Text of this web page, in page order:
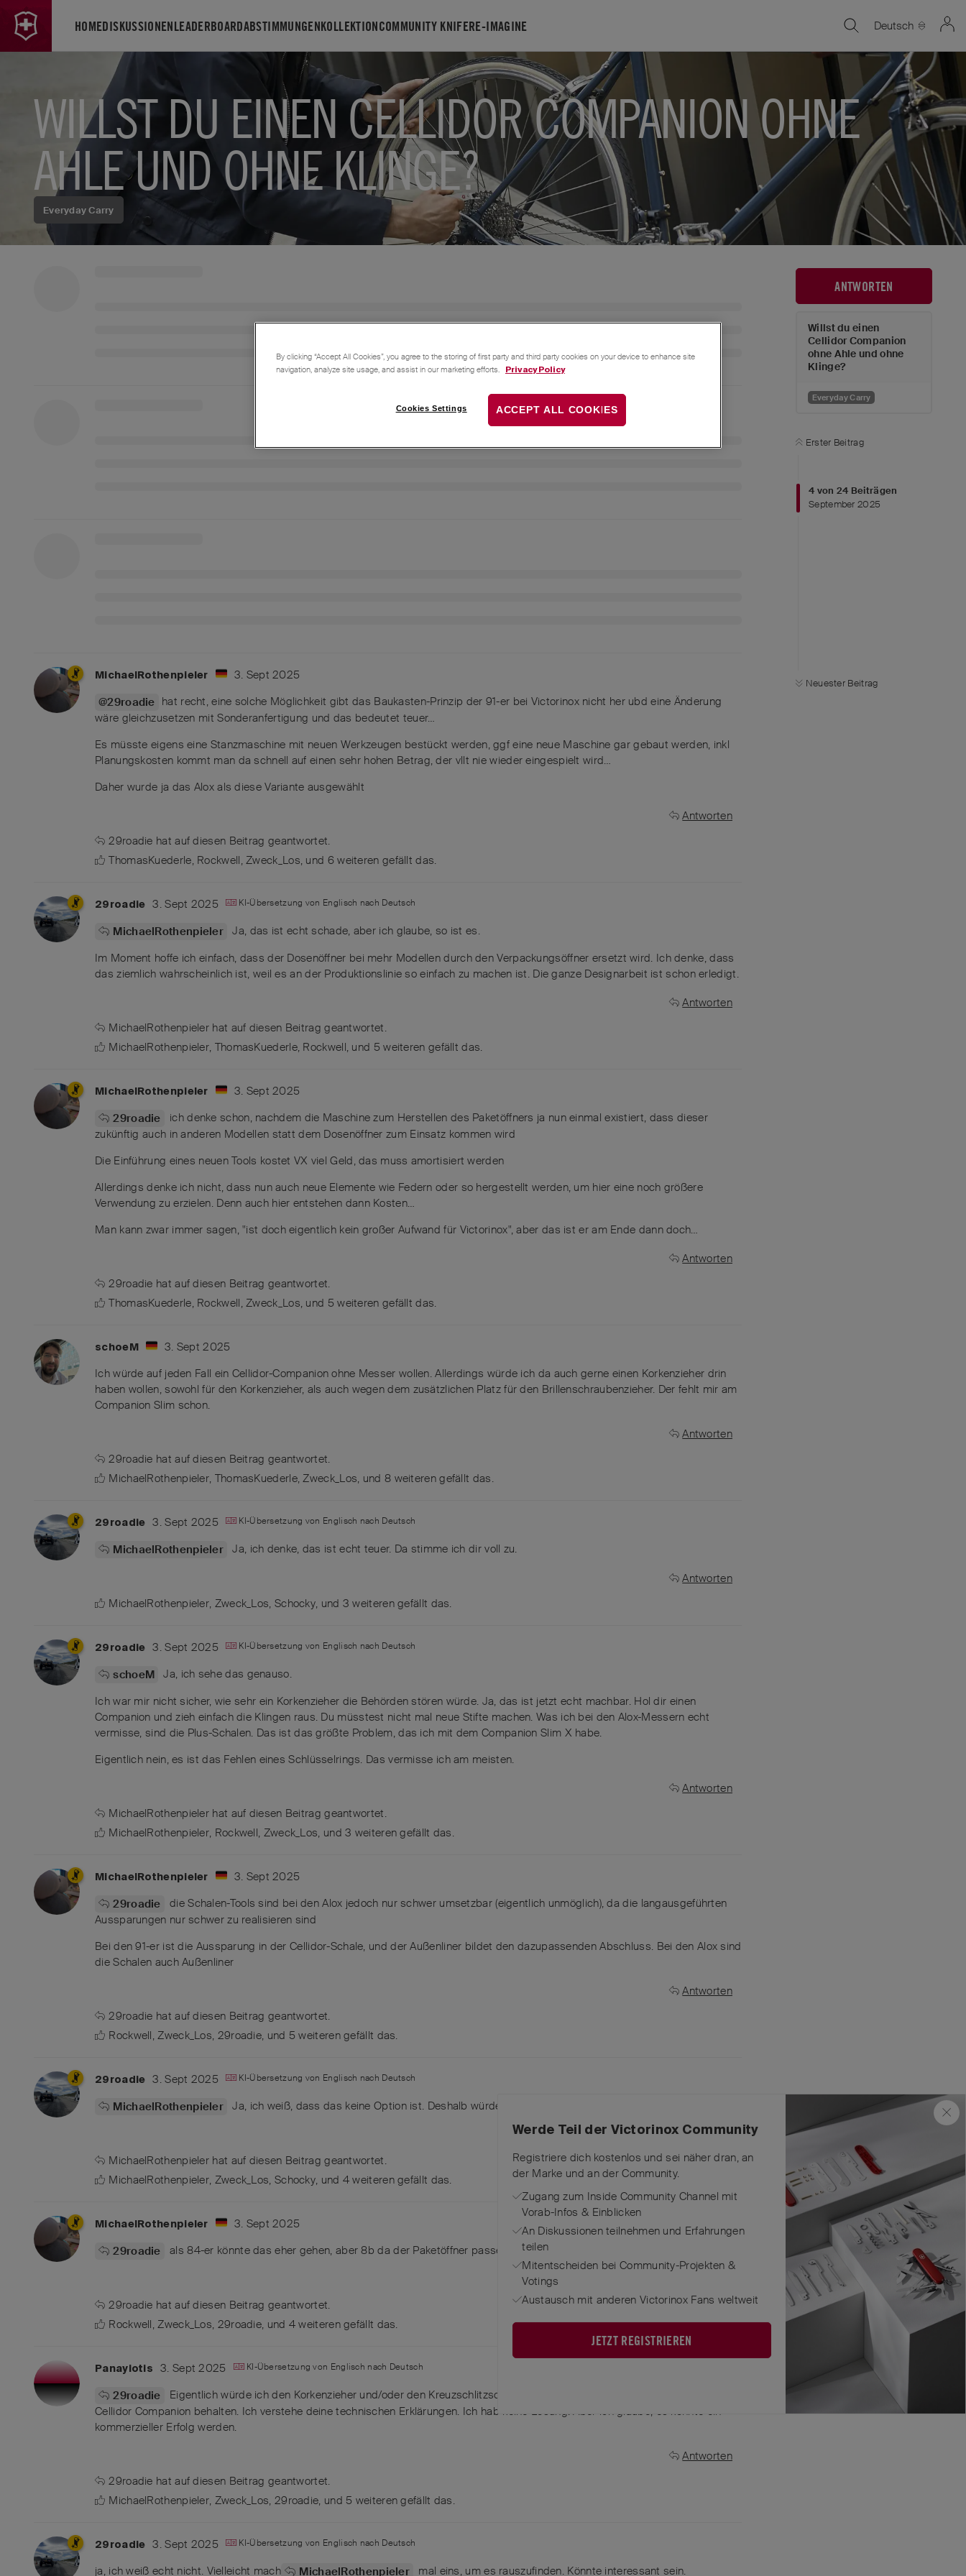
HOMEDISKUSSIONENLEADERBOARDABSTIMMUNGENKOLLEKTIONCOMMUNITY KNIFERE-IMAGINE Deutsch
Everyday Carry
WILLST DU EINEN CELLIDOR COMPANION OHNE
AHLE UND OHNE KLINGE?
ANTWORTEN
Willst du einen
Cellidor Companion
ohne Ahle und ohne
Klinge?
Everyday Carry
Erster Beitrag
4 von 24 Beiträgen
September 2025
Neuester Beitrag
MichaelRothenpieler
3. Sept 2025
@29roadie hat recht, eine solche Möglichkeit gibt das Baukasten-Prinzip der 91-er bei Victorinox nicht her ubd eine Änderung
wäre gleichzusetzen mit Sonderanfertigung und das bedeutet teuer…
Es müsste eigens eine Stanzmaschine mit neuen Werkzeugen bestückt werden, ggf eine neue Maschine gar gebaut werden, inkl
Planungskosten kommt man da schnell auf einen sehr hohen Betrag, der vllt nie wieder eingespielt wird…
Daher wurde ja das Alox als diese Variante ausgewählt
Antworten
29roadie hat auf diesen Beitrag geantwortet.
ThomasKuederle, Rockwell,Zweck_Los, und 6weiteren gefällt das.
29roadie 3. Sept 2025 KI-Übersetzung von Englisch nach Deutsch
MichaelRothenpieler Ja, das ist echt schade, aber ich glaube, so ist es.
Im Moment hoffe ich einfach, dass der Dosenöffner bei mehr Modellen durch den Verpackungsöffner ersetzt wird. Ich denke, dass
das ziemlich wahrscheinlich ist, weil es an der Produktionslinie so einfach zu machen ist. Die ganze Designarbeit ist schon erledigt.
Antworten
MichaelRothenpieler hat auf diesen Beitrag geantwortet.
MichaelRothenpieler, ThomasKuederle, Rockwell, und 5 weiteren gefällt das.
MichaelRothenpieler
3. Sept 2025
29roadie
ich denke schon, nachdem die Maschine zum Herstellen des Paketöffners ja nun einmal existiert, dass dieser
zukünftig auch in anderen Modellen statt dem Dosenöffner zum Einsatz kommen wird
Die Einführung eines neuen Tools kostet VX viel Geld, das muss amortisiert werden
Allerdings denke ich nicht, dass nun auch neue Elemente wie Federn oder so hergestellt werden, um hier eine noch größere
Verwendung zu erzielen. Denn auch hier entstehen dann Kosten…
Man kann zwar immer sagen, "ist doch eigentlich kein großer Aufwand für Victorinox", aber das ist er am Ende dann doch…
Antworten
29roadie hat auf diesen Beitrag geantwortet.
ThomasKuederle, Rockwell,Zweck_Los, und 5 weiteren gefällt das.
schoeM
3. Sept 2025
Ich würde auf jeden Fall ein Cellidor-Companion ohne Messer wollen. Allerdings würde ich da auch gerne einen Korkenzieher drin
haben wollen, sowohl für den Korkenzieher, als auch wegen dem zusätzlichen Platz für den Brillenschraubenzieher. Der fehlt mir am
Companion Slim schon.
Antworten
29roadie hat auf diesen Beitrag geantwortet.
MichaelRothenpieler, ThomasKuederle,Zweck_Los, und 8 weiterengefällt das.
29roadie 3. Sept 2025 KI-Übersetzung von Englisch nach Deutsch
MichaelRothenpieler Ja, ich denke, das ist echt teuer. Da stimme ich dir voll zu.
Antworten
MichaelRothenpieler, Zweck_Los, Schocky, und 3 weiterengefällt das.
29roadie 3. Sept 2025 KI-Übersetzung von Englisch nach Deutsch
schoeM Ja, ich sehe das genauso.
Ich war mir nicht sicher, wie sehr ein Korkenzieher die Behörden stören würde. Ja, das ist jetzt echt machbar. Hol dir einen
Companion und zieh einfach die Klingen raus. Du müsstest nicht mal neue Stifte machen. Was ich bei den Alox-Messern echt
vermisse, sind die Plus-Schalen. Das ist das größte Problem, das ich mit dem Companion Slim X habe.
Eigentlich nein, es ist das Fehlen eines Schlüsselrings. Das vermisse ich am meisten.
Antworten
MichaelRothenpieler hat auf diesen Beitrag geantwortet.
MichaelRothenpieler, Rockwell, Zweck_Los, und3 weiteren gefällt das.
MichaelRothenpieler
3. Sept 2025
29roadie
die Schalen-Tools sind bei den Alox jedoch nur schwer umsetzbar (eigentlich unmöglich), da die langausgeführten
Aussparungen nur schwer zu realisieren sind
Bei den 91-er ist die Aussparung in der Cellidor-Schale, und der Außenliner bildet den dazupassenden Abschluss. Bei den Alox sind
die Schalen auch Außenliner
Antworten
29roadie hat auf diesen Beitrag geantwortet.
Rockwell,Zweck_Los, 29roadie, und 5 weiterengefällt das.
29roadie 3. Sept 2025 KI-Übersetzung von Englisch nach Deutsch
MichaelRothenpieler Ja, ich weiß, dass das keine Option ist. Deshalb würde mir eine 91-mm-Version aus Kunststoff gefallen.
Antworten
MichaelRothenpieler hat auf diesen Beitrag geantwortet.
MichaelRothenpieler, Zweck_Los, Schocky, und 4 weiterengefällt das.
MichaelRothenpieler
3. Sept 2025
29roadie
als 84-er könnte das eher gehen, aber 8b da der Paketöffner passen würde??
29roadie hat auf diesen Beitrag geantwortet.
Rockwell,Zweck_Los, 29roadie, und 4 weiterengefällt das.
Panayiotis 3. Sept 2025 KI-Übersetzung von Englisch nach Deutsch
29roadie
Eigentlich würde ich den Korkenzieher und/oder den Kreuzschlitzschraubendreher gerne beim „no awl no blade”
Cellidor Companion behalten. Ich verstehe deine technischen Erklärungen. Ich hab keine Lösung. Aber ich glaube, es könnte ein
kommerzieller Erfolg werden.
Antworten
29roadie hat auf diesen Beitrag geantwortet.
MichaelRothenpieler, Zweck_Los, 29roadie, und 5 weiteren gefällt das.
29roadie 3. Sept 2025 KI-Übersetzung von Englisch nach Deutsch
ja, ich weiß echt nicht. Vielleicht mach MichaelRothenpieler mal eins, um es rauszufinden. Könnte interessant sein.
Werde Teil der Victorinox Community
Registriere dich kostenlos und sei näher dran, an
der Marke und an der Community.
Zugang zum Inside Community Channel mit
Vorab-Infos & Einblicken
An Diskussionen teilnehmen und Erfahrungen
teilen
Mitentscheiden bei Community-Projekten &
Votings
Austausch mit anderen Victorinox Fans weltweit
JETZT REGISTRIEREN
By clicking “Accept All Cookies”, you agree to the storing of first party and third party cookies on your device to enhance site
navigation, analyze site usage, and assist in our marketing efforts.
Privacy Policy
Cookies Settings ACCEPT ALL COOKIES